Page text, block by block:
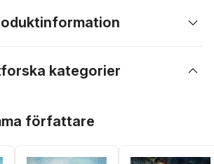
kategorier
författare